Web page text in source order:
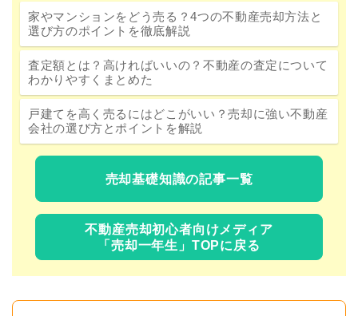
家やマンションをどう売る？4つの不動産売却方法と
選び方のポイントを徹底解説
査定額とは？高ければいいの？不動産の査定について
わかりやすくまとめた
戸建てを高く売るにはどこがいい？売却に強い不動産
会社の選び方とポイントを解説
売却基礎知識の記事一覧
不動産売却初心者向けメディア
「売却一年生」TOPに戻る